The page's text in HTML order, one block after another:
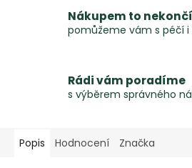
Nákupem to nekončí
pomůžeme vám s péčí
Rádi vám poradíme
s výběrem správného
Popis Hodnocení Značka